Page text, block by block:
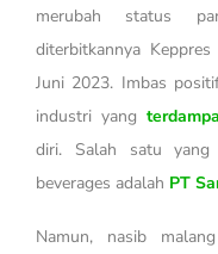
merubah status
diterbitkannya
Juni 2023. Imbas
industri yang
diri. Salah satu
beverages adalah PT
Namun, nasib